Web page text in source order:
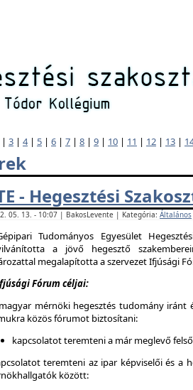
| 3 | 4| 5 | 6 | 7 | 8 | 9 | 10 | 11 | 12 | 13 |
- Hegesztési
05. 13. - 10:07 | BakosLevente | Kategória: Általános
Tudományos Egyesület
a jövő hegesztő
megalapította a szervezet Ifjúsági
Fórum céljai:
mérnöki hegesztés tudomány
közös fórumot biztosítani:
kapcsolatot teremteni a már meglevő
teremteni az ipar képviselői és a
között: